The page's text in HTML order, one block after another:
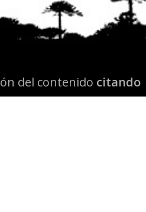
del contenido citando